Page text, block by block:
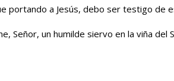
portando a Jesús, debo ser testigo de
Señor, un humilde siervo en la viña del